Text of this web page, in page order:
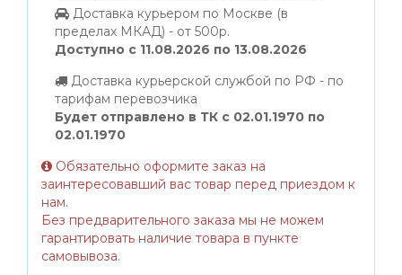
Доставка курьером по Москве (в
пределах МКАД) - от 500р.
Доступно с 11.08.2026 по 13.08.2026
Доставка курьерской службой по РФ - по
тарифам перевозчика
Будет отправлено в ТК с 02.01.1970 по
02.01.1970
Обязательно оформите заказ на
заинтересовавший вас товар перед приездом к
нам.
Без предварительного заказа мы не можем
гарантировать наличие товара в пункте
самовывоза.